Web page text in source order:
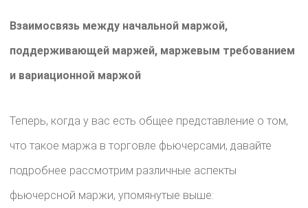
Взаимосвязь между начальной маржой,
поддерживающей маржей, маржевым требованием
и вариационной маржой
Теперь, когда у вас есть общее представление о том,
что такое маржа в торговле фьючерсами, давайте
подробнее рассмотрим различные аспекты
фьючерсной маржи, упомянутые выше: